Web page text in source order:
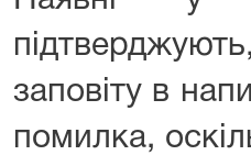
заповіту в
помилка,